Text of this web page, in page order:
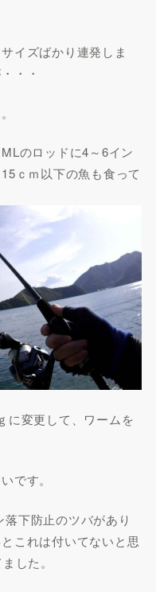
イズばかり連発しま
・・
のロッドに4～6イン
ｃｍ以下の魚も食って
に変更して、ワームを
です。
下防止のツバがあり
これは付いてないと思
した。